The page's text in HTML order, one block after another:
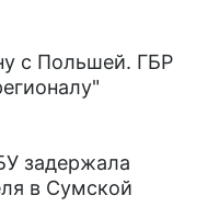
с Польшей. ГБР
задержала
в Сумской